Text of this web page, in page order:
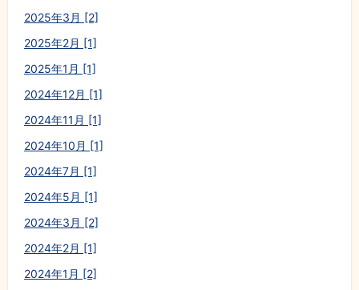
2025年3月 [2]
2025年2月 [1]
2025年1月 [1]
2024年12月 [1]
2024年11月 [1]
2024年10月 [1]
2024年7月 [1]
2024年5月 [1]
2024年3月 [2]
2024年2月 [1]
2024年1月 [2]